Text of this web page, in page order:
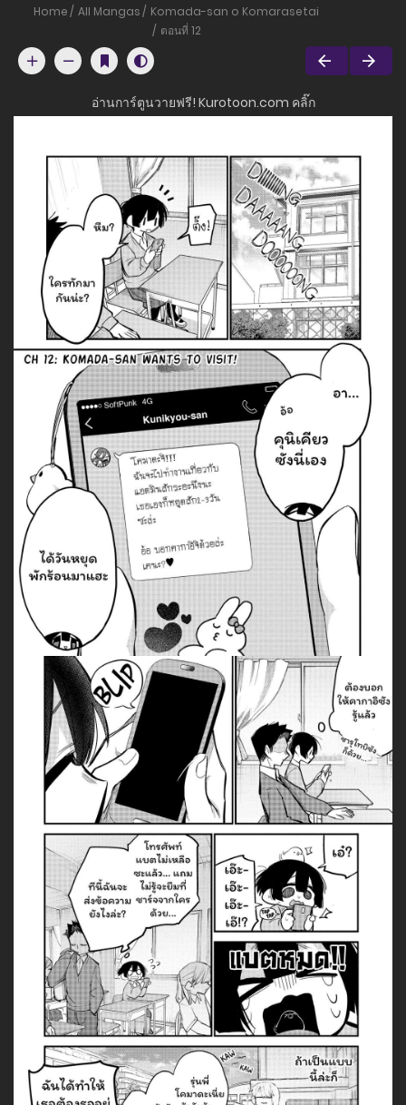
Home All Mangas
Komada-san o Komarasetai
ตอนที่ 12
อ่านการ์ตูนวายฟรี! Kurotoon.com คลิ๊ก